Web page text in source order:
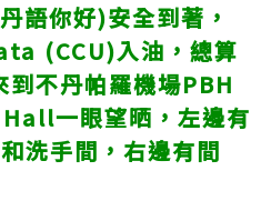
你好)安全到著，
(CCU)入油，總算
到不丹帕羅機場PBH
一眼望晒，左邊有
洗手間，右邊有間